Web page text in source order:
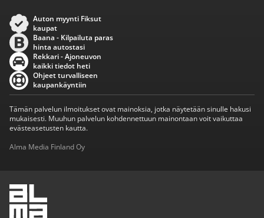
Auton myynti Fiksut
kaupat
Baana - Kilpailuta paras
hinta autostasi
Rekkari - Ajoneuvon
kaikki tiedot heti
Ohjeet turvalliseen
kaupankäyntiin
Tämän palvelun ilmoitukset ovat mainoksia, jotka näytetään sinulle hakusi
mukaisesti. Muuhun palvelun kohdennettuun mainontaan voit vaikuttaa
evästeasetusten kautta.
Alma Media Finland Oy